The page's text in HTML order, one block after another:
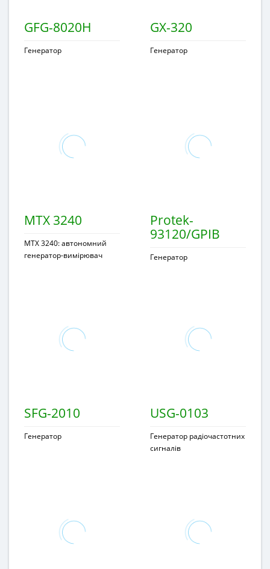
GFG-8020H
Генератор
GX-320
Генератор
MTX 3240
MTX 3240: автономний
генератор-вимірювач
Protek-
93120/GPIB
Генератор
SFG-2010
Генератор
USG-0103
Генератор радіочастотних
сигналів